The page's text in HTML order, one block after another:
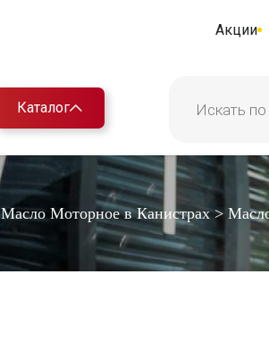
Акции
Каталог
Масло Моторное в Канистрах>